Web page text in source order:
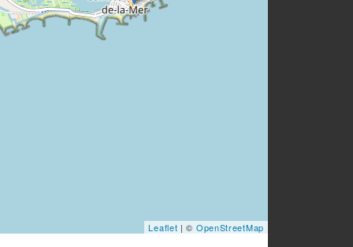
Leaflet | © OpenStreetMap